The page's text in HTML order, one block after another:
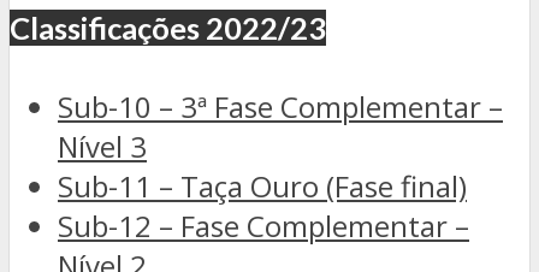
Classificações 2022/23
Sub-10 – 3ª Fase Complementar –
Nível 3
Sub-11 – Taça Ouro (Fase final)
Sub-12 – Fase Complementar –